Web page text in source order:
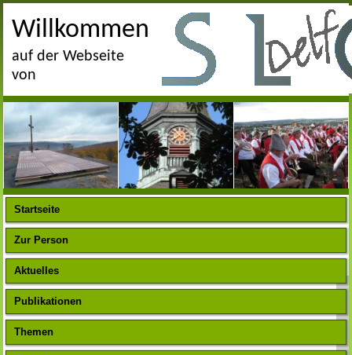
Willkommen
auf der Webseite
von
Startseite
Zur Person
Aktuelles
Publikationen
Themen